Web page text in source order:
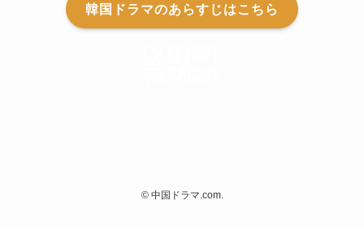
韓国ドラマのあらすじはこちら
©中国ドラマ.com.